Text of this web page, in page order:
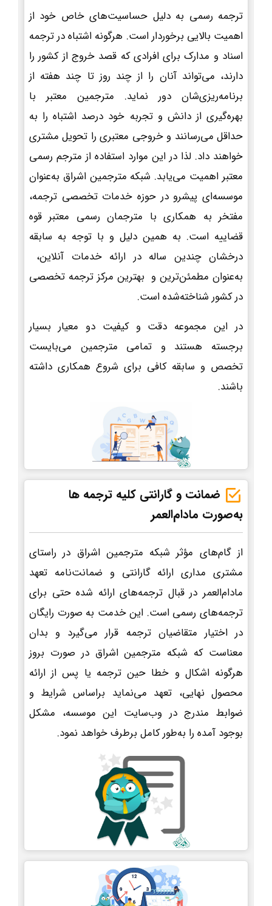
ترجمه رسمی به دلیل حساسیت‌های خاص خود از
اهمیت بالایی برخوردار است. هرگونه اشتباه در ترجمه
اسناد و مدارک برای افرادی که قصد خروج از کشور را
دارند، می‌تواند آنان را از چند روز تا چند هفته از
برنامه‌ریزی‌شان دور نماید. مترجمین معتبر با
بهره‌گیری از دانش و تجربه خود درصد اشتباه را به
حداقل می‌رسانند و خروجی معتبری را تحویل مشتری
خواهند داد. لذا در این موارد استفاده از مترجم رسمی
معتبر اهمیت می‌یابد. شبکه مترجمین اشراق به‌عنوان
موسسه‌ای پیشرو در حوزه خدمات تخصصی ترجمه،
مفتخر به همکاری با مترجمان رسمی معتبر قوه
قضاییه است. به همین دلیل و با توجه به سابقه
درخشان چندین ساله در ارائه خدمات آنلاین،
به‌عنوان مطمئن‌ترین و بهترین مرکز ترجمه تخصصی
در کشور شناخته‌شده است.
در این مجموعه دقت و کیفیت دو معیار بسیار
برجسته هستند و تمامی مترجمین می‌بایست
تخصص و سابقه کافی برای شروع همکاری داشته
باشند.
ضمانت و گارانتی کلیه ترجمه ها
به‌صورت مادام‌العمر
از گام‌های مؤثر شبکه مترجمین اشراق در راستای
مشتری مداری ارائه گارانتی و ضمانت‌نامه تعهد
مادام‌العمر در قبال ترجمه‌های ارائه شده حتی برای
ترجمه‌های رسمی است. این خدمت به صورت رایگان
در اختیار متقاضیان ترجمه قرار می‌گیرد و بدان
معناست که شبکه مترجمین اشراق در صورت بروز
هرگونه اشکال و خطا حین ترجمه یا پس از ارائه
محصول نهایی، تعهد می‌نماید براساس شرایط و
ضوابط مندرج در وب‌سایت این موسسه، مشکل
بوجود آمده را به‌طور کامل برطرف خواهد نمود.